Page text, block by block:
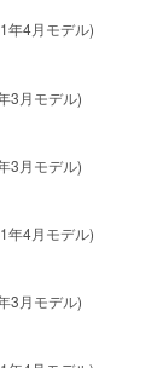
年4月モデル)
3月モデル)
3月モデル)
年4月モデル)
3月モデル)